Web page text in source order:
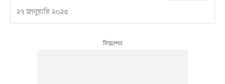
২৭ জানুয়ারি ২০২৫